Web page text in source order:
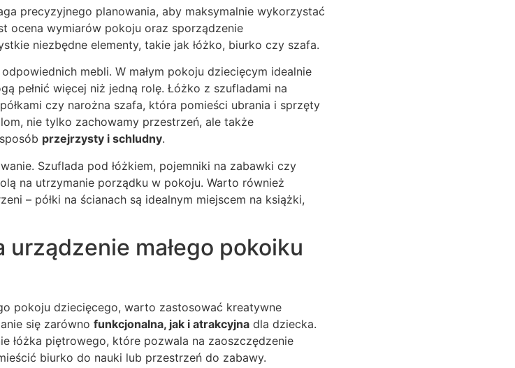
precyzyjnego planowania, aby maksymalnie wykorzystać
ocena wymiarów pokoju oraz sporządzenie
niezbędne elementy, takie jak łóżko, biurko czy szafa.
mebli. W małym pokoju dziecięcym idealnie
pełnić więcej niż jedną rolę. Łóżko z szufladami na
czy narożna szafa, która pomieści ubrania i sprzęty
nie tylko zachowamy przestrzeń, ale także
przejrzysty i schludny.
Szuflada pod łóżkiem, pojemniki na zabawki czy
na utrzymanie porządku w pokoju. Warto również
– półki na ścianach są idealnym miejscem na książki,
urządzenie małego pokoiku
pokoju dziecięcego, warto zastosować kreatywne
się zarówno funkcjonalna, jak i atrakcyjna dla dziecka.
łóżka piętrowego, które pozwala na zaoszczędzenie
biurko do nauki lub przestrzeń do zabawy.